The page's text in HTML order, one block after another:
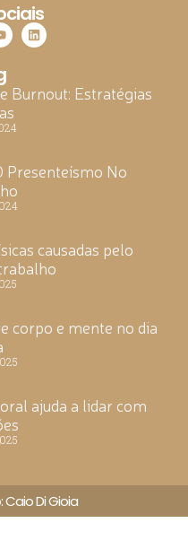
Burnout: Estratégias
Presenteísmo No
causadas pelo
corpo e mente no dia
ajuda a lidar com
Di Gioia